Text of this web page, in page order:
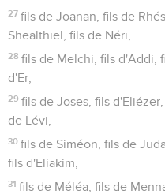
27 fils de Joanan, fils de
Shealthiel, fils de Néri,
28 fils de Melchi, fils d'Addi,
d'Er,
29 fils de Joses, fils
de Lévi,
30 fils de Siméon, fils de
fils d'Eliakim,
31 fils de Méléa, fils de